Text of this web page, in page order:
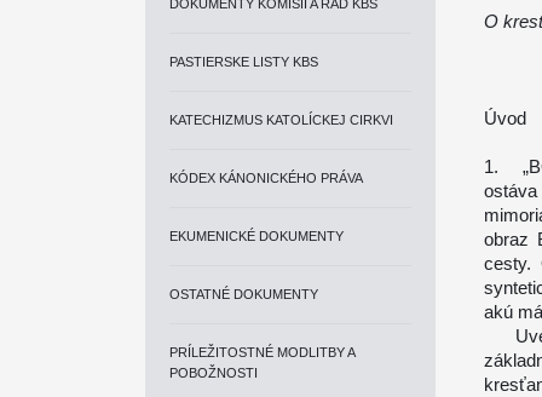
DOKUMENTY KOMISIÍ A RÁD KBS
PASTIERSKE LISTY KBS
KATECHIZMUS KATOLÍCKEJ CIRKVI
KÓDEX KÁNONICKÉHO PRÁVA
EKUMENICKÉ DOKUMENTY
OSTATNÉ DOKUMENTY
PRÍLEŽITOSTNÉ MODLITBY A
POBOŽNOSTI
O
Úvod
1.
obraz
cesty.
akú